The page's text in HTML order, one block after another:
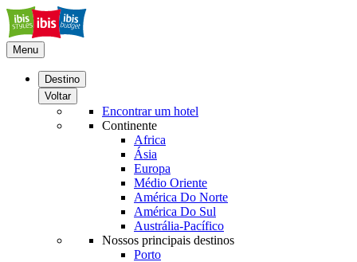
Menu
Destino
Voltar
Encontrar um hotel
Continente
Africa
Ásia
Europa
Médio Oriente
América Do Norte
América Do Sul
Austrália-Pacífico
Nossos principais destinos
Porto